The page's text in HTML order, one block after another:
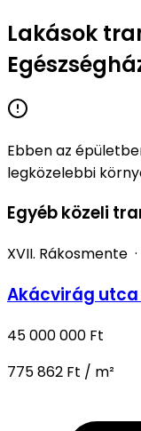
Lakások
Ebben az
legközelebbi
Egyéb közeli
XVII. Rákosmente ·
Akácvirág utca
45 000 000 Ft
775 862 Ft / m²